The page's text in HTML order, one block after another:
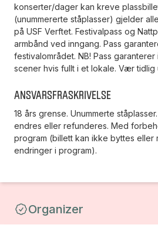
konserter/dager kan kreve
(unummererte ståplasser) gjelder
på USF Verftet. Festivalpass og
armbånd ved inngang. Pass
festivalområdet. NB! Pass
scener hvis fullt i et lokale. Vær tidlig
Ansvarsfraskrivelse
18 års grense. Unummerte
endres eller refunderes. Med
program (billett kan ikke byttes eller
endringer i program).
Organizer